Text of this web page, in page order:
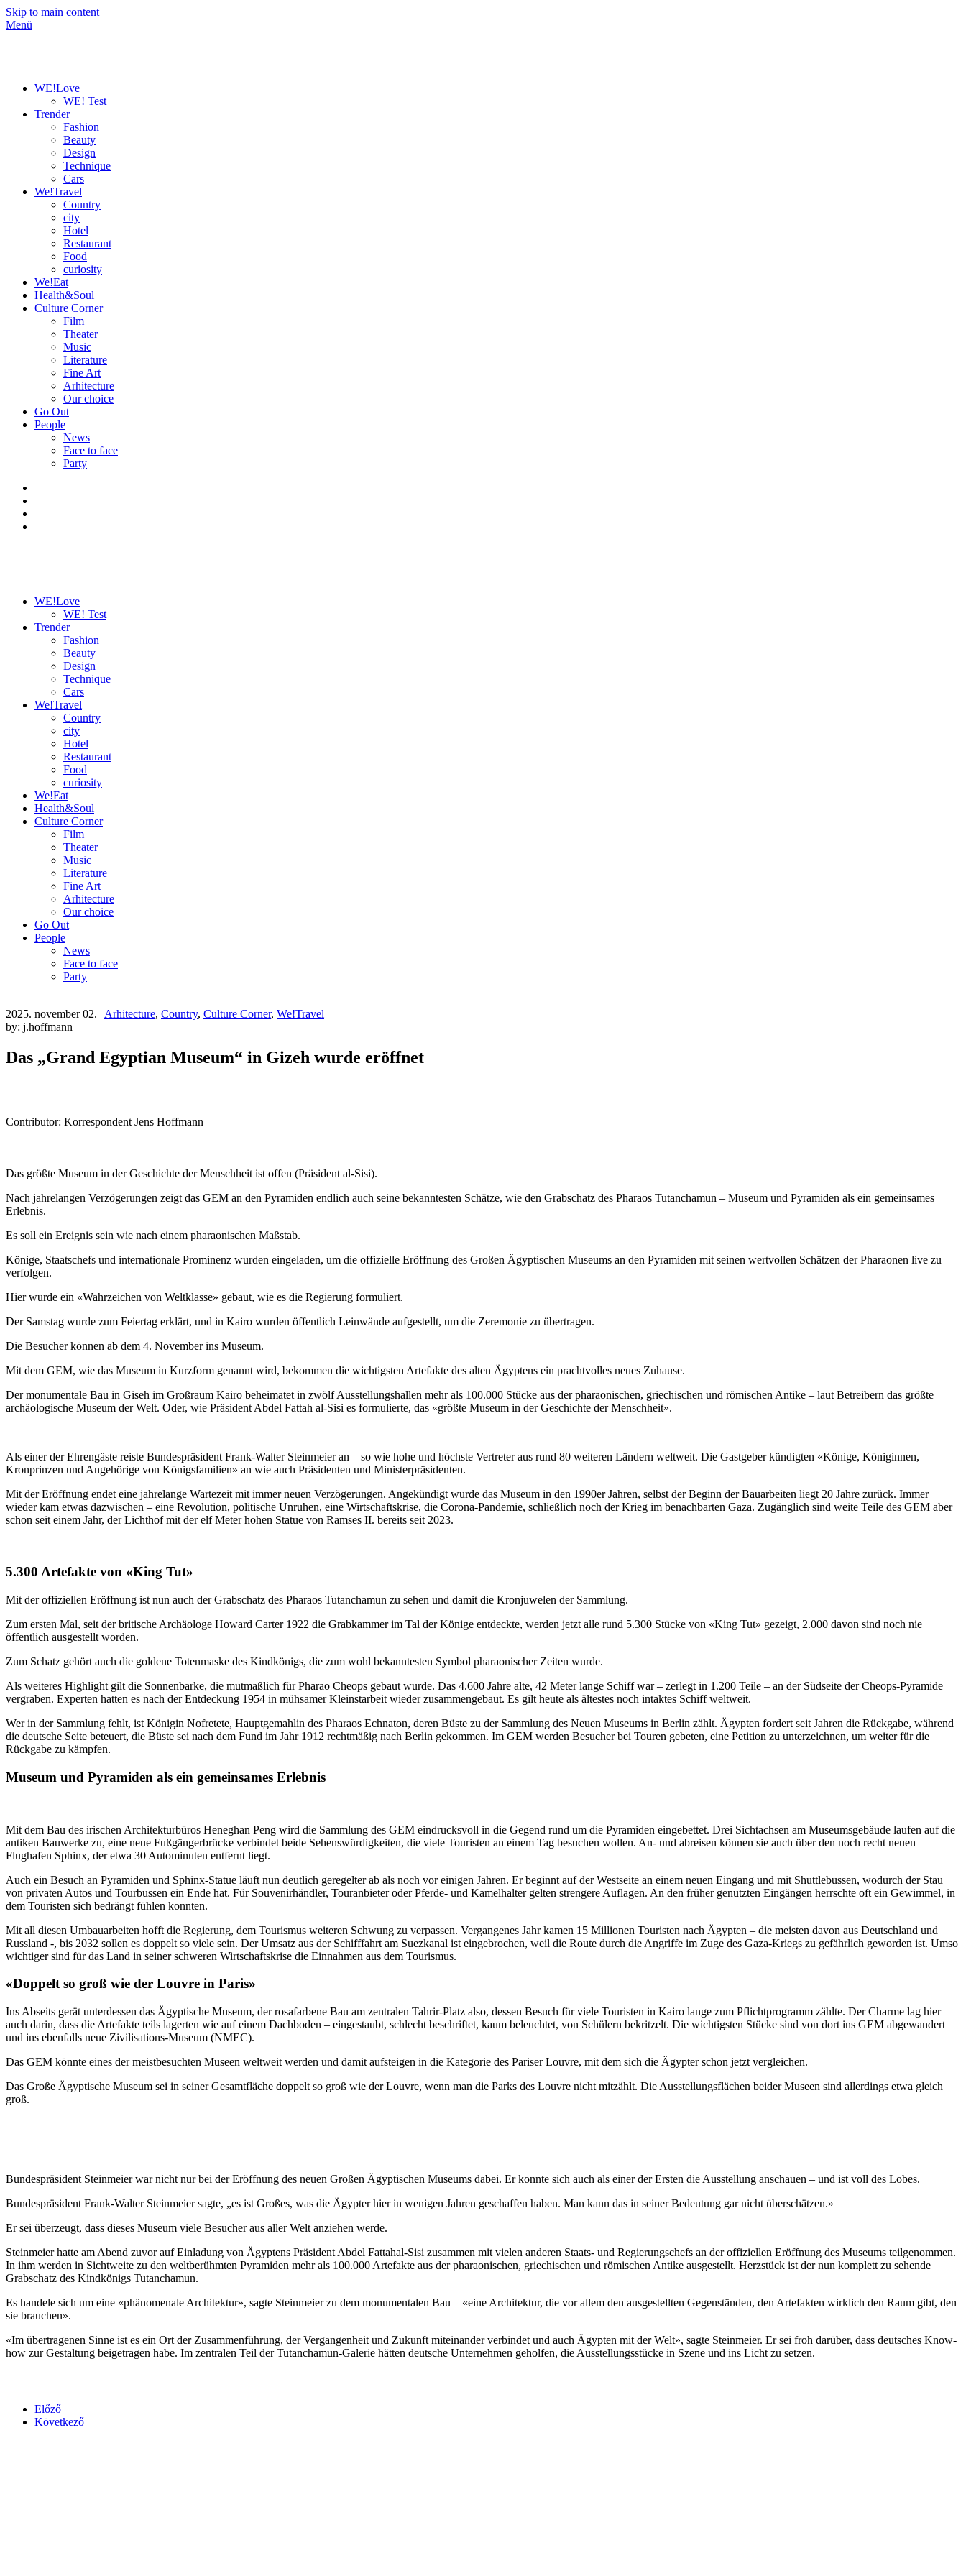
Skip to main content
Menü
WE!Love
WE! Test
Trender
Fashion
Beauty
Design
Technique
Cars
We!Travel
Country
city
Hotel
Restaurant
Food
curiosity
We!Eat
Health&Soul
Culture Corner
Film
Theater
Music
Literature
Fine Art
Arhitecture
Our choice
Go Out
People
News
Face to face
Party
WE!Love
WE! Test
Trender
Fashion
Beauty
Design
Technique
Cars
We!Travel
Country
city
Hotel
Restaurant
Food
curiosity
We!Eat
Health&Soul
Culture Corner
Film
Theater
Music
Literature
Fine Art
Arhitecture
Our choice
Go Out
People
News
Face to face
Party
2025. november 02. | Arhitecture, Country, Culture Corner, We!Travel
by: j.hoffmann
Das „Grand Egyptian Museum“ in Gizeh wurde eröffnet
Contributor: Korrespondent Jens Hoffmann
Das größte Museum in der Geschichte der Menschheit ist offen (Präsident al-Sisi).
Nach jahrelangen Verzögerungen zeigt das GEM an den Pyramiden endlich auch seine bekanntesten Schätze, wie den Grabschatz des Pharaos Tutanchamun – Museum und Pyramiden als ein gemeinsames
Erlebnis.
Es soll ein Ereignis sein wie nach einem pharaonischen Maßstab.
Könige, Staatschefs und internationale Prominenz wurden eingeladen, um die offizielle Eröffnung des Großen Ägyptischen Museums an den Pyramiden mit seinen wertvollen Schätzen der Pharaonen live zu
verfolgen.
Hier wurde ein «Wahrzeichen von Weltklasse» gebaut, wie es die Regierung formuliert.
Der Samstag wurde zum Feiertag erklärt, und in Kairo wurden öffentlich Leinwände aufgestellt, um die Zeremonie zu übertragen.
Die Besucher können ab dem 4. November ins Museum.
Mit dem GEM, wie das Museum in Kurzform genannt wird, bekommen die wichtigsten Artefakte des alten Ägyptens ein prachtvolles neues Zuhause.
Der monumentale Bau in Giseh im Großraum Kairo beheimatet in zwölf Ausstellungshallen mehr als 100.000 Stücke aus der pharaonischen, griechischen und römischen Antike – laut Betreibern das größte
archäologische Museum der Welt. Oder, wie Präsident Abdel Fattah al-Sisi es formulierte, das «größte Museum in der Geschichte der Menschheit».
Als einer der Ehrengäste reiste Bundespräsident Frank-Walter Steinmeier an – so wie hohe und höchste Vertreter aus rund 80 weiteren Ländern weltweit. Die Gastgeber kündigten «Könige, Königinnen,
Kronprinzen und Angehörige von Königsfamilien» an wie auch Präsidenten und Ministerpräsidenten.
Mit der Eröffnung endet eine jahrelange Wartezeit mit immer neuen Verzögerungen. Angekündigt wurde das Museum in den 1990er Jahren, selbst der Beginn der Bauarbeiten liegt 20 Jahre zurück. Immer
wieder kam etwas dazwischen – eine Revolution, politische Unruhen, eine Wirtschaftskrise, die Corona-Pandemie, schließlich noch der Krieg im benachbarten Gaza. Zugänglich sind weite Teile des GEM aber
schon seit einem Jahr, der Lichthof mit der elf Meter hohen Statue von Ramses II. bereits seit 2023.
5.300 Artefakte von «King Tut»
Mit der offiziellen Eröffnung ist nun auch der Grabschatz des Pharaos Tutanchamun zu sehen und damit die Kronjuwelen der Sammlung.
Zum ersten Mal, seit der britische Archäologe Howard Carter 1922 die Grabkammer im Tal der Könige entdeckte, werden jetzt alle rund 5.300 Stücke von «King Tut» gezeigt, 2.000 davon sind noch nie
öffentlich ausgestellt worden.
Zum Schatz gehört auch die goldene Totenmaske des Kindkönigs, die zum wohl bekanntesten Symbol pharaonischer Zeiten wurde.
Als weiteres Highlight gilt die Sonnenbarke, die mutmaßlich für Pharao Cheops gebaut wurde. Das 4.600 Jahre alte, 42 Meter lange Schiff war – zerlegt in 1.200 Teile – an der Südseite der Cheops-Pyramide
vergraben. Experten hatten es nach der Entdeckung 1954 in mühsamer Kleinstarbeit wieder zusammengebaut. Es gilt heute als ältestes noch intaktes Schiff weltweit.
Wer in der Sammlung fehlt, ist Königin Nofretete, Hauptgemahlin des Pharaos Echnaton, deren Büste zu der Sammlung des Neuen Museums in Berlin zählt. Ägypten fordert seit Jahren die Rückgabe, während
die deutsche Seite beteuert, die Büste sei nach dem Fund im Jahr 1912 rechtmäßig nach Berlin gekommen. Im GEM werden Besucher bei Touren gebeten, eine Petition zu unterzeichnen, um weiter für die
Rückgabe zu kämpfen.
Museum und Pyramiden als ein gemeinsames Erlebnis
Mit dem Bau des irischen Architekturbüros Heneghan Peng wird die Sammlung des GEM eindrucksvoll in die Gegend rund um die Pyramiden eingebettet. Drei Sichtachsen am Museumsgebäude laufen auf die
antiken Bauwerke zu, eine neue Fußgängerbrücke verbindet beide Sehenswürdigkeiten, die viele Touristen an einem Tag besuchen wollen. An- und abreisen können sie auch über den noch recht neuen
Flughafen Sphinx, der etwa 30 Autominuten entfernt liegt.
Auch ein Besuch an Pyramiden und Sphinx-Statue läuft nun deutlich geregelter ab als noch vor einigen Jahren. Er beginnt auf der Westseite an einem neuen Eingang und mit Shuttlebussen, wodurch der Stau
von privaten Autos und Tourbussen ein Ende hat. Für Souvenirhändler, Touranbieter oder Pferde- und Kamelhalter gelten strengere Auflagen. An den früher genutzten Eingängen herrschte oft ein Gewimmel, in
dem Touristen sich bedrängt fühlen konnten.
Mit all diesen Umbauarbeiten hofft die Regierung, dem Tourismus weiteren Schwung zu verpassen. Vergangenes Jahr kamen 15 Millionen Touristen nach Ägypten – die meisten davon aus Deutschland und
Russland -, bis 2032 sollen es doppelt so viele sein. Der Umsatz aus der Schifffahrt am Suezkanal ist eingebrochen, weil die Route durch die Angriffe im Zuge des Gaza-Kriegs zu gefährlich geworden ist. Umso
wichtiger sind für das Land in seiner schweren Wirtschaftskrise die Einnahmen aus dem Tourismus.
«Doppelt so groß wie der Louvre in Paris»
Ins Abseits gerät unterdessen das Ägyptische Museum, der rosafarbene Bau am zentralen Tahrir-Platz also, dessen Besuch für viele Touristen in Kairo lange zum Pflichtprogramm zählte. Der Charme lag hier
auch darin, dass die Artefakte teils lagerten wie auf einem Dachboden – eingestaubt, schlecht beschriftet, kaum beleuchtet, von Schülern bekritzelt. Die wichtigsten Stücke sind von dort ins GEM abgewandert
und ins ebenfalls neue Zivilisations-Museum (NMEC).
Das GEM könnte eines der meistbesuchten Museen weltweit werden und damit aufsteigen in die Kategorie des Pariser Louvre, mit dem sich die Ägypter schon jetzt vergleichen.
Das Große Ägyptische Museum sei in seiner Gesamtfläche doppelt so groß wie der Louvre, wenn man die Parks des Louvre nicht mitzählt. Die Ausstellungsflächen beider Museen sind allerdings etwa gleich
groß.
Bundespräsident Steinmeier war nicht nur bei der Eröffnung des neuen Großen Ägyptischen Museums dabei. Er konnte sich auch als einer der Ersten die Ausstellung anschauen – und ist voll des Lobes.
Bundespräsident Frank-Walter Steinmeier sagte, „es ist Großes, was die Ägypter hier in wenigen Jahren geschaffen haben. Man kann das in seiner Bedeutung gar nicht überschätzen.»
Er sei überzeugt, dass dieses Museum viele Besucher aus aller Welt anziehen werde.
Steinmeier hatte am Abend zuvor auf Einladung von Ägyptens Präsident Abdel Fattahal-Sisi zusammen mit vielen anderen Staats- und Regierungschefs an der offiziellen Eröffnung des Museums teilgenommen.
In ihm werden in Sichtweite zu den weltberühmten Pyramiden mehr als 100.000 Artefakte aus der pharaonischen, griechischen und römischen Antike ausgestellt. Herzstück ist der nun komplett zu sehende
Grabschatz des Kindkönigs Tutanchamun.
Es handele sich um eine «phänomenale Architektur», sagte Steinmeier zu dem monumentalen Bau – «eine Architektur, die vor allem den ausgestellten Gegenständen, den Artefakten wirklich den Raum gibt, den
sie brauchen».
«Im übertragenen Sinne ist es ein Ort der Zusammenführung, der Vergangenheit und Zukunft miteinander verbindet und auch Ägypten mit der Welt», sagte Steinmeier. Er sei froh darüber, dass deutsches Know-
how zur Gestaltung beigetragen habe. Im zentralen Teil der Tutanchamun-Galerie hätten deutsche Unternehmen geholfen, die Ausstellungsstücke in Szene und ins Licht zu setzen.
Előző
Következő